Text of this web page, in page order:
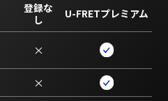
登録な
し
U-FRETプレミアム
×
×